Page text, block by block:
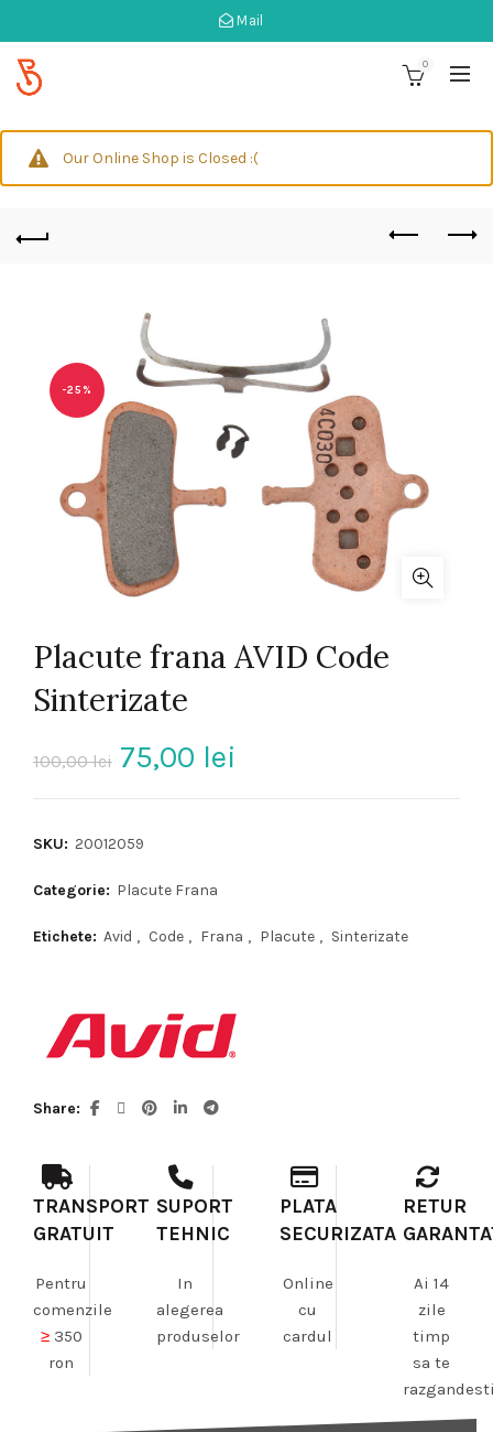
Mail
0
Our Online Shop is Closed :(
-25%
Placute frana AVID Code
Sinterizate
100,00lei Prețul
a
fost:
100,00 lei.
75,00 lei
SKU: 20012059
Categorie: Placute Frana
Etichete: Avid , Code , Frana , Placute , Sinterizate
Share
TRANSPORT
GRATUIT
Pentru
comenzile
≥350
ron
SUPORT
TEHNIC
In
alegerea
produselor
PLATA
SECURIZATA
Online
cu
cardul
RETUR
Ai 14
zile
timp
sa te